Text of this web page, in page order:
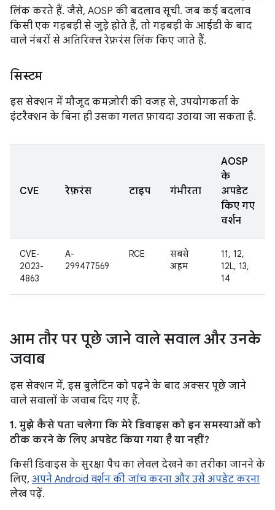
लिंक करते हैं. जैसे, AOSP की बदलाव सूची. जब कई बदलाव
किसी एक गड़बड़ी से जुड़े होते हैं, तो गड़बड़ी के आईडी के बाद
वाले नंबरों से अतिरिक्त रेफ़रंस लिंक किए जाते हैं.
सिस्टम
इस सेक्शन में मौजूद कमज़ोरी की वजह से, उपयोगकर्ता के
इंटरैक्शन के बिना ही उसका गलत फ़ायदा उठाया जा सकता है.
CVE रेफ़रंस टाइप गंभीरता
AOSP
के
अपडेट
किए गए
वर्शन
CVE-
2023-
4863
A-
299477569
RCE
सबसे
अहम
11, 12,
12L, 13,
14
आम तौर पर पूछे जाने वाले सवाल और उनके
जवाब
इस सेक्शन में, इस बुलेटिन को पढ़ने के बाद अक्सर पूछे जाने
वाले सवालों के जवाब दिए गए हैं.
1. मुझे कैसे पता चलेगा कि मेरे डिवाइस को इन समस्याओं को
ठीक करने के लिए अपडेट किया गया है या नहीं?
किसी डिवाइस के सुरक्षा पैच का लेवल देखने का तरीका जानने के
लिए, अपने Android वर्शन की जांच करना और उसे अपडेट करना
लेख पढ़ें.